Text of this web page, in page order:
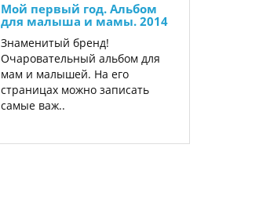
Мой первый год. Альбом
для малыша и мамы. 2014
Знаменитый бренд!
Очаровательный альбом для
мам и малышей. На его
страницах можно записать
самые важ..